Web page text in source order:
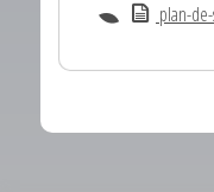
plan-